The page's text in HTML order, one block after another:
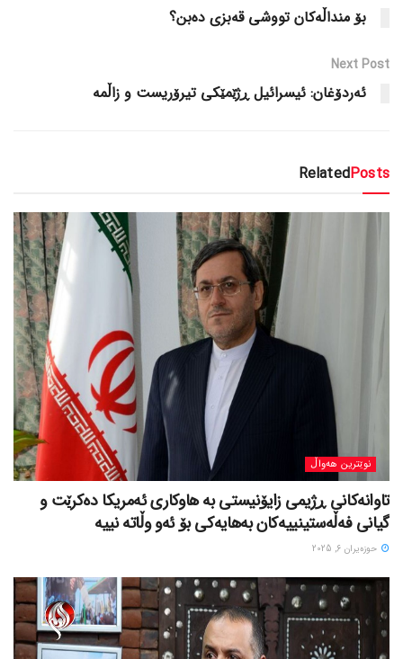
بۆ منداڵەکان تووشی قەبزی دەبن؟
Next Post
ئەردۆغان: ئیسرائیل ڕژێمێکی تیرۆریست و زاڵمە
RelatedPosts
نوێترین هەواڵ
تاوانەکانی ڕژیمی زایۆنیستی بە هاوکاری ئەمریکا دەکرێت و
گیانی فەڵەستینییەکان بەهایەکی بۆ ئەو وڵاتە نییە
حوزه‌یران 6, 2025